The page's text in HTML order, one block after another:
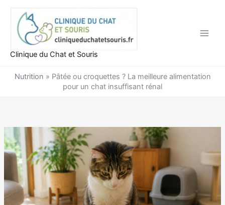
contenu
Clinique du Chat et Souris
Nutrition » Pâtée ou croquettes ? La meilleure alimentation
pour un chat insuffisant rénal